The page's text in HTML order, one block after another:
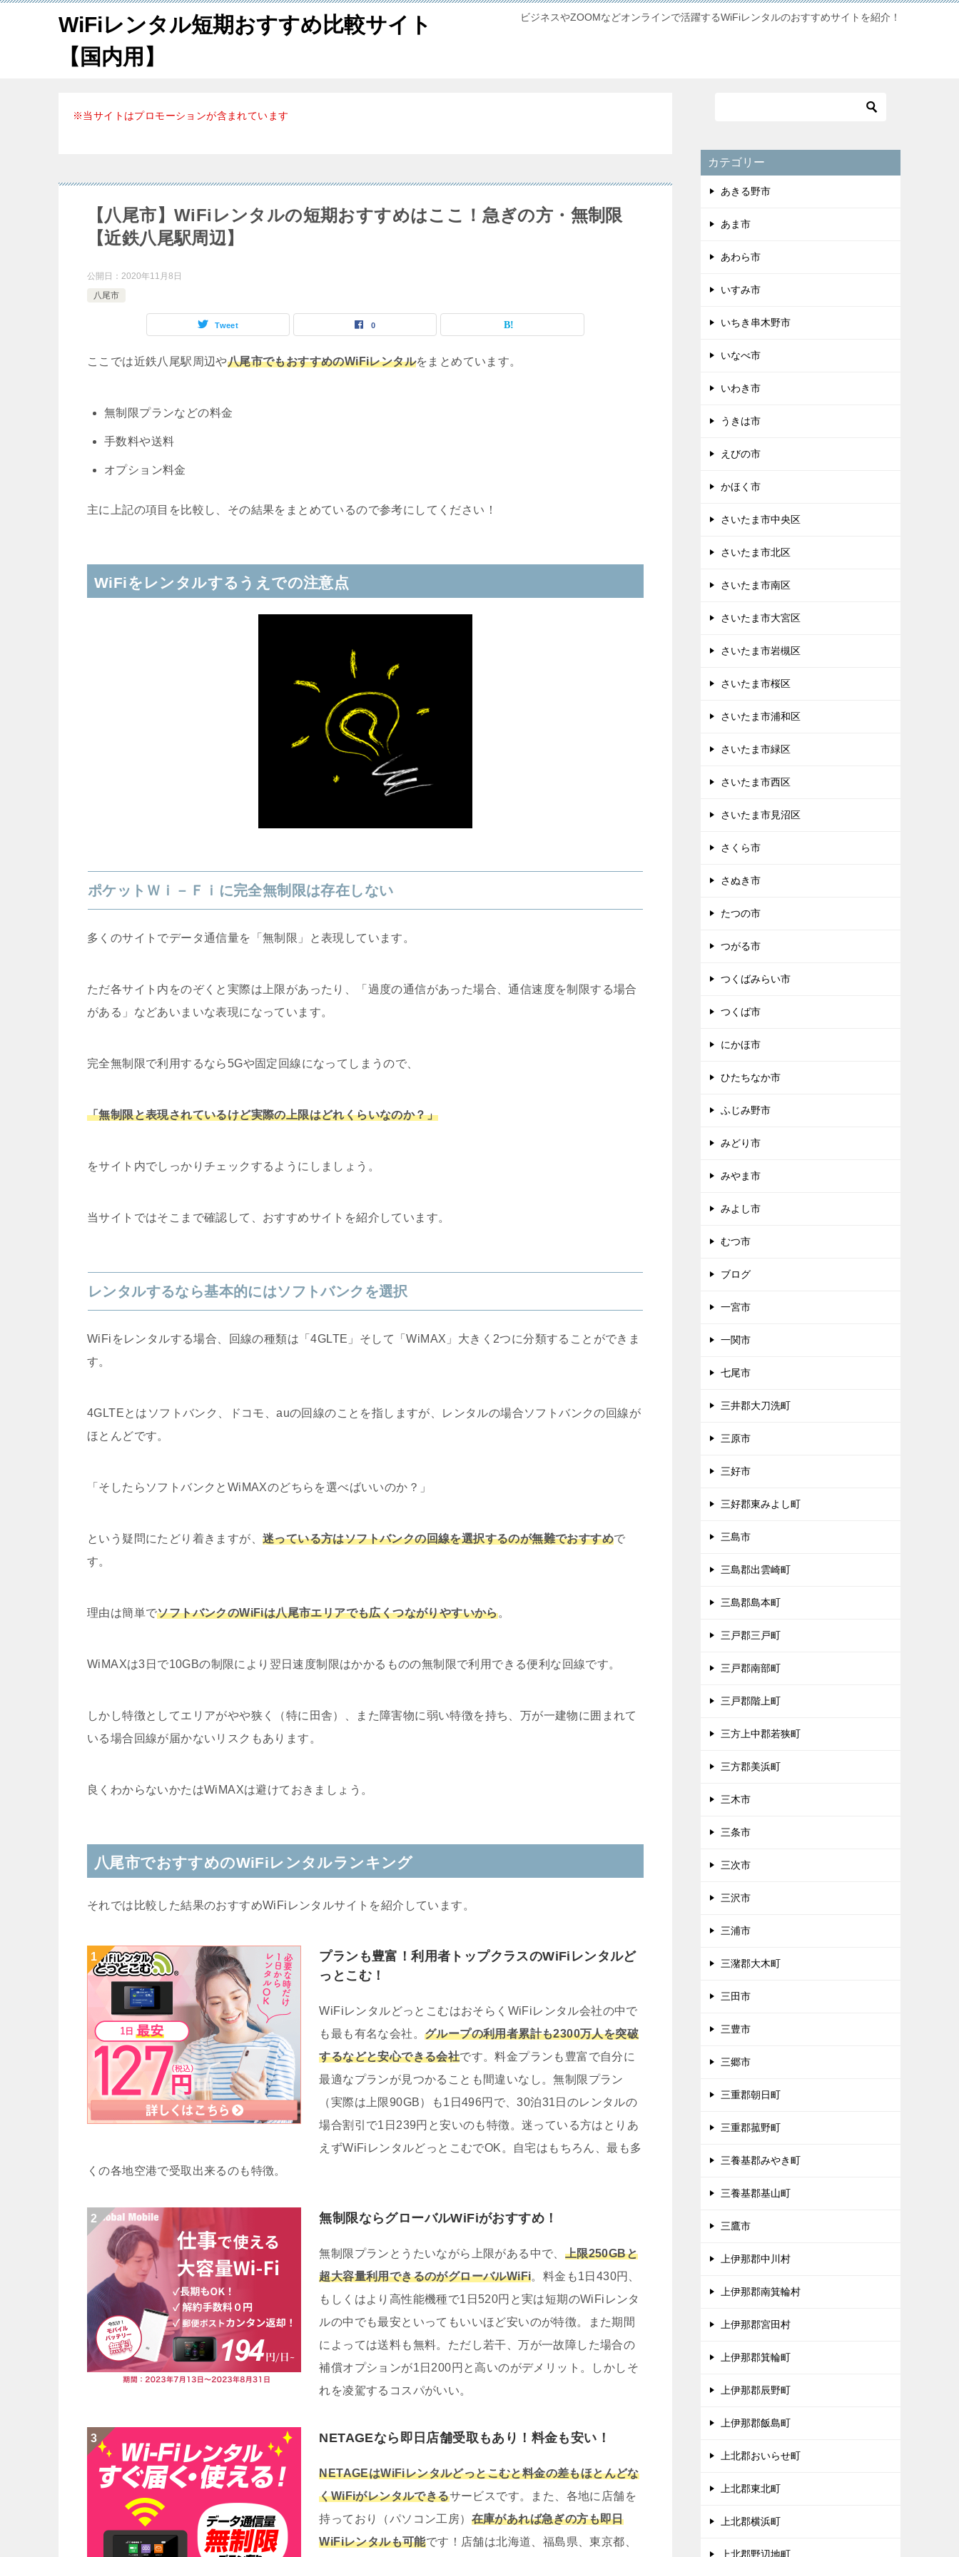
WiFiレンタル短期おすすめ比較サイト
【国内用】
ビジネスやZOOMなどオンラインで活躍するWiFiレンタルのおすすめサイトを紹介！
※当サイトはプロモーションが含まれています
【八尾市】WiFiレンタルの短期おすすめはここ！急ぎの方・無制限
【近鉄八尾駅周辺】
公開日： 2020年11月8日
八尾市
Tweet 0
ここでは近鉄八尾駅周辺や八尾市でもおすすめのWiFiレンタルをまとめています。
無制限プランなどの料金
手数料や送料
オプション料金
主に上記の項目を比較し、その結果をまとめているので参考にしてください！
WiFiをレンタルするうえでの注意点
ポケットＷｉ－Ｆｉに完全無制限は存在しない
多くのサイトでデータ通信量を「無制限」と表現しています。
ただ各サイト内をのぞくと実際は上限があったり、「過度の通信があった場合、通信速度を制限する場合
がある」などあいまいな表現になっています。
完全無制限で利用するなら5Gや固定回線になってしまうので、
「無制限と表現されているけど実際の上限はどれくらいなのか？」
をサイト内でしっかりチェックするようにしましょう。
当サイトではそこまで確認して、おすすめサイトを紹介しています。
レンタルするなら基本的にはソフトバンクを選択
WiFiをレンタルする場合、回線の種類は「4GLTE」そして「WiMAX」大きく2つに分類することができま
す。
4GLTEとはソフトバンク、ドコモ、auの回線のことを指しますが、レンタルの場合ソフトバンクの回線が
ほとんどです。
「そしたらソフトバンクとWiMAXのどちらを選べばいいのか？」
という疑問にたどり着きますが、 迷っている方はソフトバンクの回線を選択するのが無難でおすすめで
す。
理由は簡単でソフトバンクのWiFiは八尾市エリアでも広くつながりやすいから。
WiMAXは3日で10GBの制限により翌日速度制限はかかるものの無制限で利用できる便利な回線です。
しかし特徴としてエリアがやや狭く（特に田舎）、また障害物に弱い特徴を持ち、万が一建物に囲まれて
いる場合回線が届かないリスクもあります。
良くわからないかたはWiMAXは避けておきましょう。
八尾市でおすすめのWiFiレンタルランキング
それでは比較した結果のおすすめWiFiレンタルサイトを紹介しています。
プランも豊富！利用者トップクラスのWiFiレンタルど
っとこむ！
WiFiレンタルどっとこむはおそらくWiFiレンタル会社の中で
も最も有名な会社。グループの利用者累計も2300万人を突破
するなどと安心できる会社です。料金プランも豊富で自分に
最適なプランが見つかることも間違いなし。無制限プラン
（実際は上限90GB）も1日496円で、30泊31日のレンタルの
場合割引で1日239円と安いのも特徴。迷っている方はとりあ
えずWiFiレンタルどっとこむでOK。自宅はもちろん、最も多
くの各地空港で受取出来るのも特徴。
無制限ならグローバルWiFiがおすすめ！
無制限プランとうたいながら上限がある中で、 上限250GBと
超大容量利用できるのがグローバルWiFi。料金も1日430円、
もしくはより高性能機種で1日520円と実は短期のWiFiレンタ
ルの中でも最安といってもいいほど安いのが特徴。また期間
によっては送料も無料。ただし若干、万が一故障した場合の
補償オプションが1日200円と高いのがデメリット。しかしそ
れを凌駕するコスパがいい。
NETAGEなら即日店舗受取もあり！料金も安い！
NETAGEはWiFiレンタルどっとこむと料金の差もほとんどな
くWiFiがレンタルできるサービスです。また、各地に店舗を
持っており（パソコン工房） 在庫があれば急ぎの方も即日
WiFiレンタルも可能です！店舗は北海道、福島県、東京都、
カテゴリー
あきる野市
あま市
あわら市
いすみ市
いちき串木野市
いなべ市
いわき市
うきは市
えびの市
かほく市
さいたま市中央区
さいたま市北区
さいたま市南区
さいたま市大宮区
さいたま市岩槻区
さいたま市桜区
さいたま市浦和区
さいたま市緑区
さいたま市西区
さいたま市見沼区
さくら市
さぬき市
たつの市
つがる市
つくばみらい市
つくば市
にかほ市
ひたちなか市
ふじみ野市
みどり市
みやま市
みよし市
むつ市
ブログ
一宮市
一関市
七尾市
三井郡大刀洗町
三原市
三好市
三好郡東みよし町
三島市
三島郡出雲崎町
三島郡島本町
三戸郡三戸町
三戸郡南部町
三戸郡階上町
三方上中郡若狭町
三方郡美浜町
三木市
三条市
三次市
三沢市
三浦市
三潴郡大木町
三田市
三豊市
三郷市
三重郡朝日町
三重郡菰野町
三養基郡みやき町
三養基郡基山町
三鷹市
上伊那郡中川村
上伊那郡南箕輪村
上伊那郡宮田村
上伊那郡箕輪町
上伊那郡辰野町
上伊那郡飯島町
上北郡おいらせ町
上北郡東北町
上北郡横浜町
上北郡野辺地町